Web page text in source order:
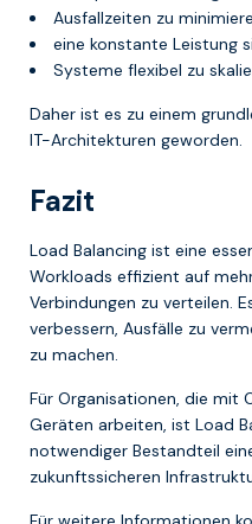
Ausfallzeiten zu
eine konstante Leistung
Systeme flexibel zu
Daher ist es zu einem
IT-Architekturen geworden.
Fazit
Load Balancing ist eine
Workloads effizient auf
Verbindungen zu verteilen.
verbessern, Ausfälle zu
zu machen.
Für Organisationen, die mit
Geräten arbeiten, ist Load
notwendiger Bestandteil
zukunftssicheren